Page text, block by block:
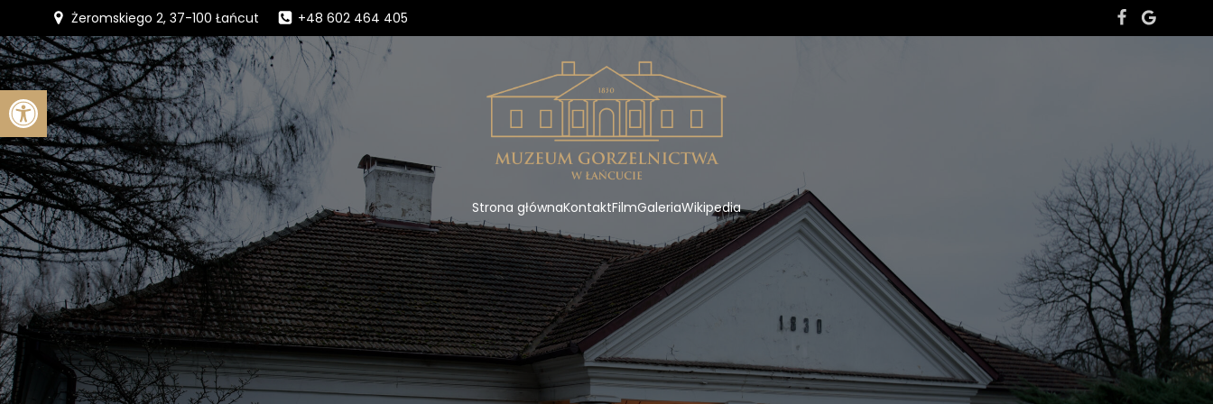
Otwórz pasek narzędzi
Żeromskiego 2, 37-100 Łańcut +48 602 464 405
Strona głównaKontaktFilmGaleriaWikipedia